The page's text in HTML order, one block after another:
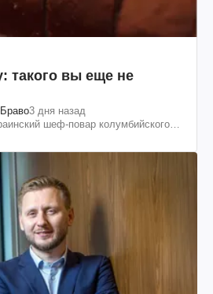
такого вы еще не
3 дня назад
шеф-повар колумбийского